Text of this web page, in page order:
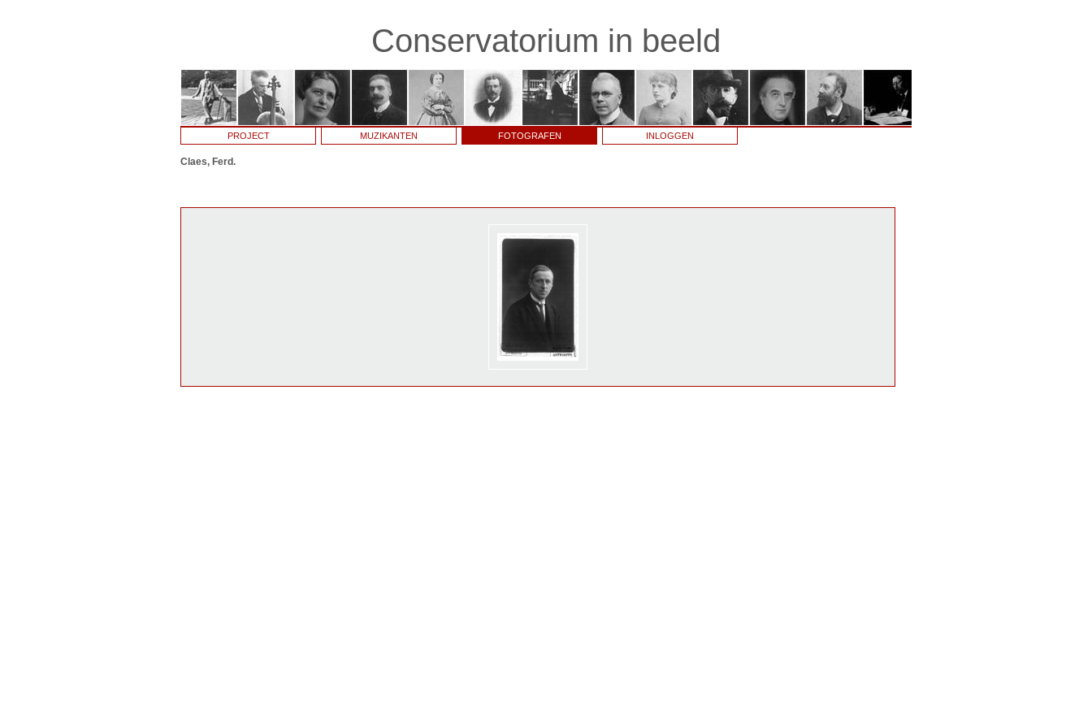
Conservatorium in beeld
PROJECT MUZIKANTEN FOTOGRAFEN INLOGGEN
Claes, Ferd.